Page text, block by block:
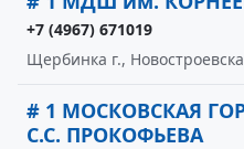
+7 (4967) 671019
Щербинка г.,
# 1 МОСКОВСКАЯ
С.С. ПРОКОФЬЕВА